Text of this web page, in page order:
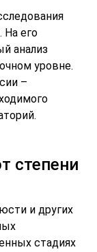
На его
анализ
уровне.
–
степени
и других
стадиях